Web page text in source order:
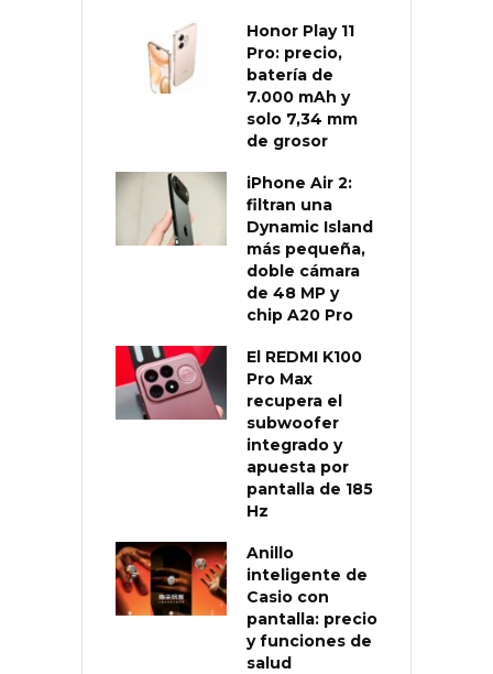
Honor Play 11
Pro: precio,
batería de
7.000 mAh y
solo 7,34 mm
de grosor
iPhone Air 2:
filtran una
Dynamic Island
más pequeña,
doble cámara
de 48 MP y
chip A20 Pro
El REDMI K100
Pro Max
recupera el
subwoofer
integrado y
apuesta por
pantalla de 185
Hz
Anillo
inteligente de
Casio con
pantalla: precio
y funciones de
salud